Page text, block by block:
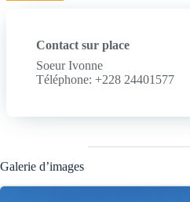
Contact sur place
Soeur Ivonne
Téléphone: +228 24401577
Galerie d’images